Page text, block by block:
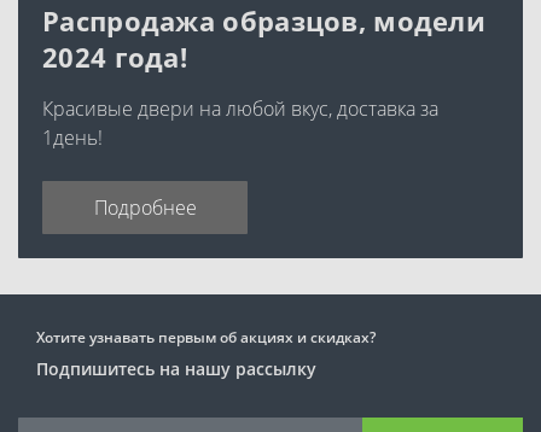
Распродажа образцов, модели
2024 года!
Красивые двери на любой вкус, доставка за
1день!
Подробнее
Хотите узнавать первым об акциях и скидках?
Подпишитесь на нашу рассылку